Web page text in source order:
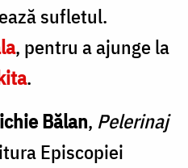
sufletul.
, pentru a ajunge la
.
Bălan, Pelerinaj
Episcopiei